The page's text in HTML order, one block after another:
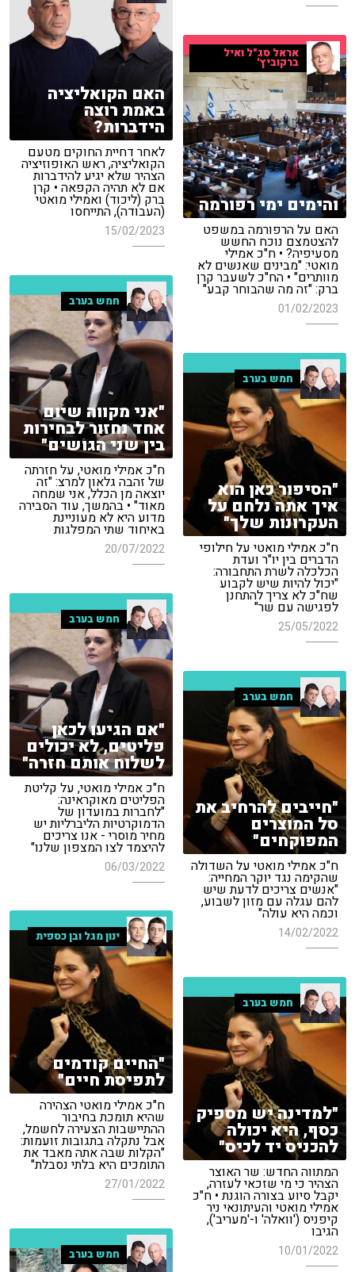
האם הקואליציה
באמת רוצה
הידברות?
לאחר דחיית החוקים מטעם
הקואליציה, ראש האופוזיציה
הצהיר שלא יגיע להידברות
אם לא תהיה הקפאה • קרן
ברק (ליכוד) ואמילי מואטי
(העבודה), התייחסו
15/02/2023
אראל סג"ל ואיל
ברקוביץ'
והימים ימי רפורמה
האם על הרפורמה במשפט
להצטמצם נוכח החשש
מסעיפיה? • ח"כ אמילי
מואטי: "מבינים שאנשים לא
מוותרים" • הח"כ לשעבר קרן
ברק: "זה מה שהבוחר קבע"
01/02/2023 חמש בערב
"אני מקווה שיום
אחד נחזור לבחירות
בין שני הגושים"
ח"כ אמילי מואטי, על חזרתה
של זהבה גלאון למרצ: "זה
יוצאה מן הכלל, אני שמחה
מאוד" • בהמשך, עוד הסבירה
מדוע היא לא מעוניינת
באיחוד שתי המפלגות
20/07/2022
חמש בערב
"הסיפור כאן הוא
איך אתה נלחם על
העקרונות שלך"
ח"כ אמילי מואטי על חילופי
הדברים בין יו"ר ועדת
הכלכלה לשרת התחבורה:
"יכול להיות שיש לקבוע
שח"כ לא צריך להתחנן
לפגישה עם שר"
25/05/2022 חמש בערב
"אם הגיעו לכאן
פליטים, לא יכולים
לשלוח אותם חזרה"
ח"כ אמילי מואטי, על קליטת
הפליטים מאוקראינה:
"לחברות במועדון של
הדמוקרטיות הליברליות יש
מחיר מוסרי - אנו צריכים
להיצמד לצו המצפון שלנו"
06/03/2022
חמש בערב
"חייבים להרחיב את
סל המוצרים
המפוקחים"
ח"כ אמילי מואטי על השדולה
שהקימה נגד יוקר המחייה:
"אנשים צריכים לדעת שיש
להם עגלה עם מזון לשבוע,
וכמה היא עולה"
14/02/2022 ינון מגל ובן כספית
"החיים קודמים
לתפיסת חיים"
ח"כ אמילי מואטי הצהירה
שהיא תומכת בחיבור
ההתיישבות הצעירה לחשמל,
אבל נתקלה בתגובות זועמות:
"הקלות שבה אתה מאבד את
התומכים היא בלתי נסבלת"
27/01/2022
חמש בערב
"למדינה יש מספיק
כסף, היא יכולה
להכניס יד לכיס"
המתווה החדש: שר האוצר
הצהיר כי מי שזכאי לעזרה,
יקבל סיוע בצורה הוגנת • ח"כ
אמילי מואטי והעיתונאי ניר
קיפניס ('וואלה' ו-'מעריב'),
הגיבו
10/01/2022 חמש בערב